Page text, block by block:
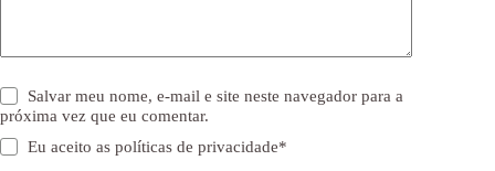
Salvar meu nome, e-mail e site neste navegador para a
próxima vez que eu comentar.
Eu aceito aspolíticas de privacidade*